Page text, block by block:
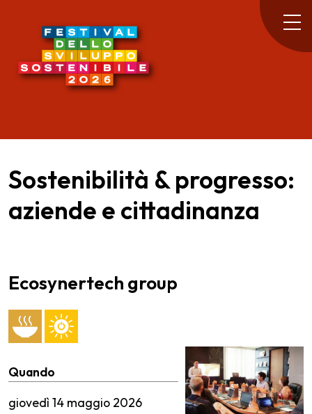
Sostenibilità & progresso:
aziende e cittadinanza
Ecosynertech group
Quando
giovedì 14 maggio 2026